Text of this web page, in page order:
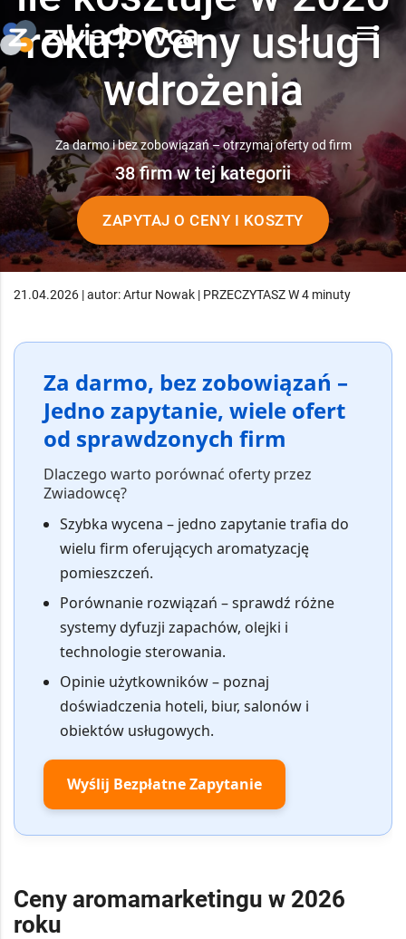
menu
roku? Ceny usług i
wdrożenia
Za darmo i bez zobowiązań – otrzymaj oferty od firm
38 firm w tej kategorii
ZAPYTAJ O CENY I KOSZTY
21.04.2026 | autor: Artur Nowak | PRZECZYTASZ W 4 minuty
Za darmo, bez zobowiązań –
Jedno zapytanie, wiele ofert
od sprawdzonych firm
Dlaczego warto porównać oferty przez
Zwiadowcę?
Szybka wycena – jedno zapytanie trafia do
wielu firm oferujących aromatyzację
pomieszczeń.
Porównanie rozwiązań – sprawdź różne
systemy dyfuzji zapachów, olejki i
technologie sterowania.
Opinie użytkowników– poznaj
doświadczenia hoteli, biur, salonów i
obiektów usługowych.
Wyślij Bezpłatne Zapytanie
Ceny aromamarketingu w 2026
roku